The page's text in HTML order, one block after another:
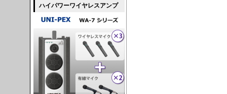
ハイパワーワイヤレスアンプ